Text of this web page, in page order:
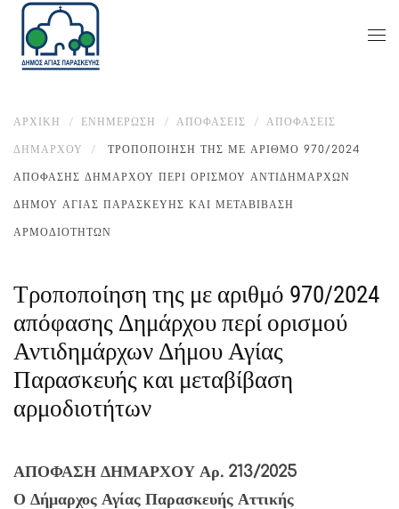
ΑΡΧΙΚΉ ΕΝΗΜΈΡΩΣΗ ΑΠΟΦΑΣΕΙΣ ΑΠΟΦΆΣΕΙΣ
ΔΗΜΆΡΧΟΥ ΤΡΟΠΟΠΟΊΗΣΗ ΤΗΣ ΜΕ ΑΡΙΘΜΌ 970/2024
ΑΠΌΦΑΣΗΣ ΔΗΜΆΡΧΟΥ ΠΕΡΊ ΟΡΙΣΜΟΎ ΑΝΤΙΔΗΜΆΡΧΩΝ
ΔΉΜΟΥ ΑΓΊΑΣ ΠΑΡΑΣΚΕΥΉΣ ΚΑΙ ΜΕΤΑΒΊΒΑΣΗ
ΑΡΜΟΔΙΟΤΉΤΩΝ
Τροποποίηση της με αριθμό 970/2024
απόφασης Δημάρχου περί ορισμού
Αντιδημάρχων Δήμου Αγίας
Παρασκευής και μεταβίβαση
αρμοδιοτήτων
ΑΠΟΦΑΣΗ ΔΗΜΑΡΧΟΥ Αρ. 213/2025
Ο Δήμαρχος Αγίας Παρασκευής Αττικής